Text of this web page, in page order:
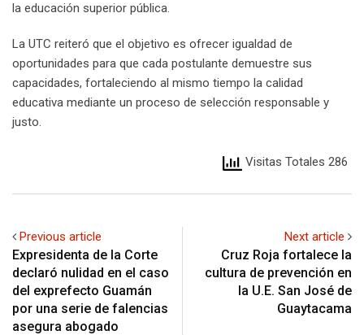
la educación superior pública.
La UTC reiteró que el objetivo es ofrecer igualdad de
oportunidades para que cada postulante demuestre sus
capacidades, fortaleciendo al mismo tiempo la calidad
educativa mediante un proceso de selección responsable y
justo.
Visitas Totales 286
Previous article
Expresidenta de la Corte
declaró nulidad en el caso
del exprefecto Guamán
por una serie de falencias
asegura abogado
Next article
Cruz Roja fortalece la
cultura de prevención en
la U.E. San José de
Guaytacama